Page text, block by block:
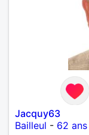
Jacquy63
Bailleul - 62 ans